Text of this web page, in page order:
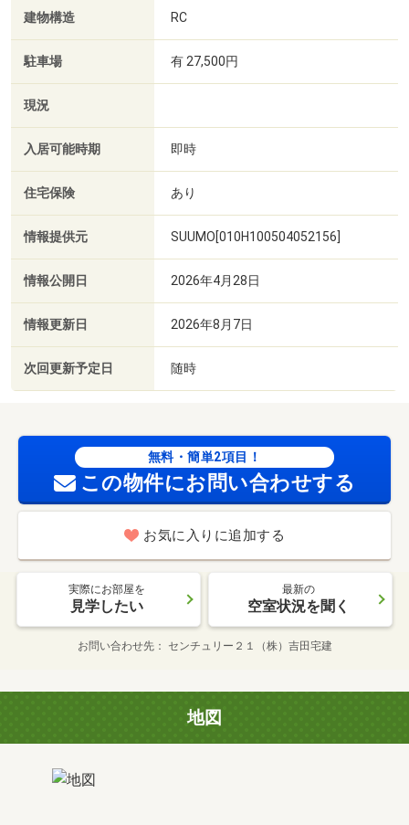
建物構造 RC
駐車場 有 27,500円
現況
入居可能時期 即時
住宅保険 あり
情報提供元 SUUMO[010H100504052156]
情報公開日 2026年4月28日
情報更新日 2026年8月7日
次回更新予定日 随時
無料・簡単2項目！
この物件にお問い合わせする
お気に入りに追加する
実際にお部屋を
見学したい
最新の
空室状況を聞く
お問い合わせ先 センチュリー２１（株）吉田宅建
地図